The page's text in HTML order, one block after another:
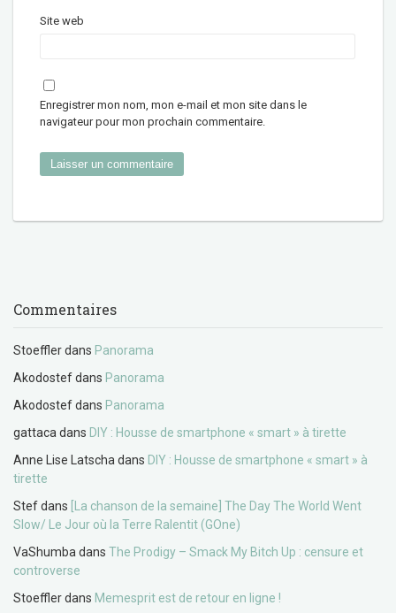
Site web
Enregistrer mon nom, mon e-mail et mon site dans le
navigateur pour mon prochain commentaire.
Commentaires
Stoefflerdans Panorama
Akodostefdans Panorama
Akodostefdans Panorama
gattaca dans DIY : Housse de smartphone « smart » à tirette
Anne Lise Latscha dans DIY : Housse de smartphone « smart » à
tirette
Stefdans
[La chanson de la semaine] The Day The World Went
Slow/ Le Jour où la Terre Ralentit (GOne)
VaShumba dans The Prodigy – Smack My Bitch Up : censure et
controverse
Stoefflerdans Memesprit est de retour en ligne !